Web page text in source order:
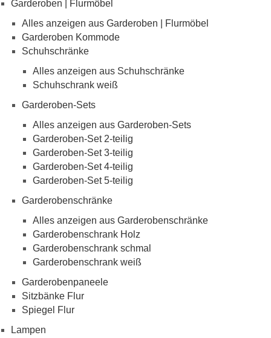
Garderoben | Flurmöbel
Alles anzeigen aus Garderoben | Flurmöbel
Garderoben Kommode
Schuhschränke
Alles anzeigen aus Schuhschränke
Schuhschrank weiß
Garderoben-Sets
Alles anzeigen aus Garderoben-Sets
Garderoben-Set 2-teilig
Garderoben-Set 3-teilig
Garderoben-Set 4-teilig
Garderoben-Set 5-teilig
Garderobenschränke
Alles anzeigen aus Garderobenschränke
Garderobenschrank Holz
Garderobenschrank schmal
Garderobenschrank weiß
Garderobenpaneele
Sitzbänke Flur
Spiegel Flur
Lampen